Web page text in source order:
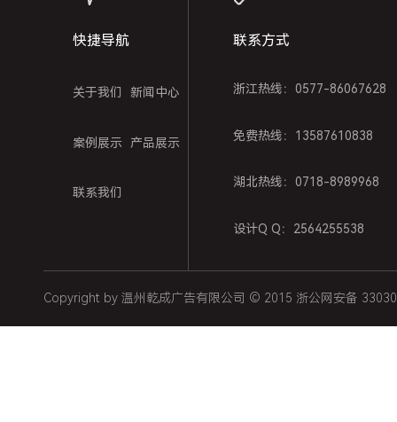
快捷导航
关于我们 新闻中心
案例展示 产品展示
联系我们
联系方式
浙江热线：0577-86067628
免费热线：13587610838
湖北热线：0718-8989968
设计Q Q：2564255538
Copyright by 温州乾成广告有限公司 © 2015 浙公网安备